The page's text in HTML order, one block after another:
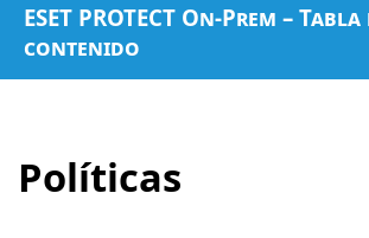
ESET PROTECT On-Prem – Tabla
contenido
Políticas